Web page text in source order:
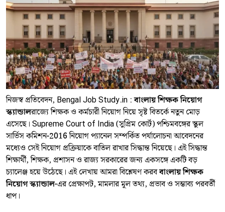
নিজস্ব প্রতিবেদন, Bengal Job Study.in :বাংলায় শিক্ষক নিয়োগ
স্ক্যান্ডালরাজ্যে শিক্ষক ও কর্মচারী নিয়োগ নিয়ে সৃষ্ট বিতর্কে নতুন মোড়
এসেছে। Supreme Court of India (সুপ্রিম কোর্ট) পশ্চিমবঙ্গের স্কুল
সার্ভিস কমিশন-2016 নিয়োগ প্যানেল সম্পর্কিত পর্যালোচনা আবেদনের
মধ্যেও সেই নিয়োগ প্রক্রিয়াকে বাতিল রাখার সিদ্ধান্ত নিয়েছে। এই সিদ্ধান্ত
শিক্ষার্থী, শিক্ষক, প্রশাসন ও রাজ্য সরকারের জন্য একসঙ্গে একটি বড়
চ্যালেঞ্জ হয়ে উঠেছে। এই লেখায় আমরা বিশ্লেষণ করববাংলায় শিক্ষক
নিয়োগ স্ক্যান্ডাল-এর প্রেক্ষাপট, মামলার মূল তথ্য, প্রভাব ও সম্ভাব্য পরবর্তী
ধাপ।